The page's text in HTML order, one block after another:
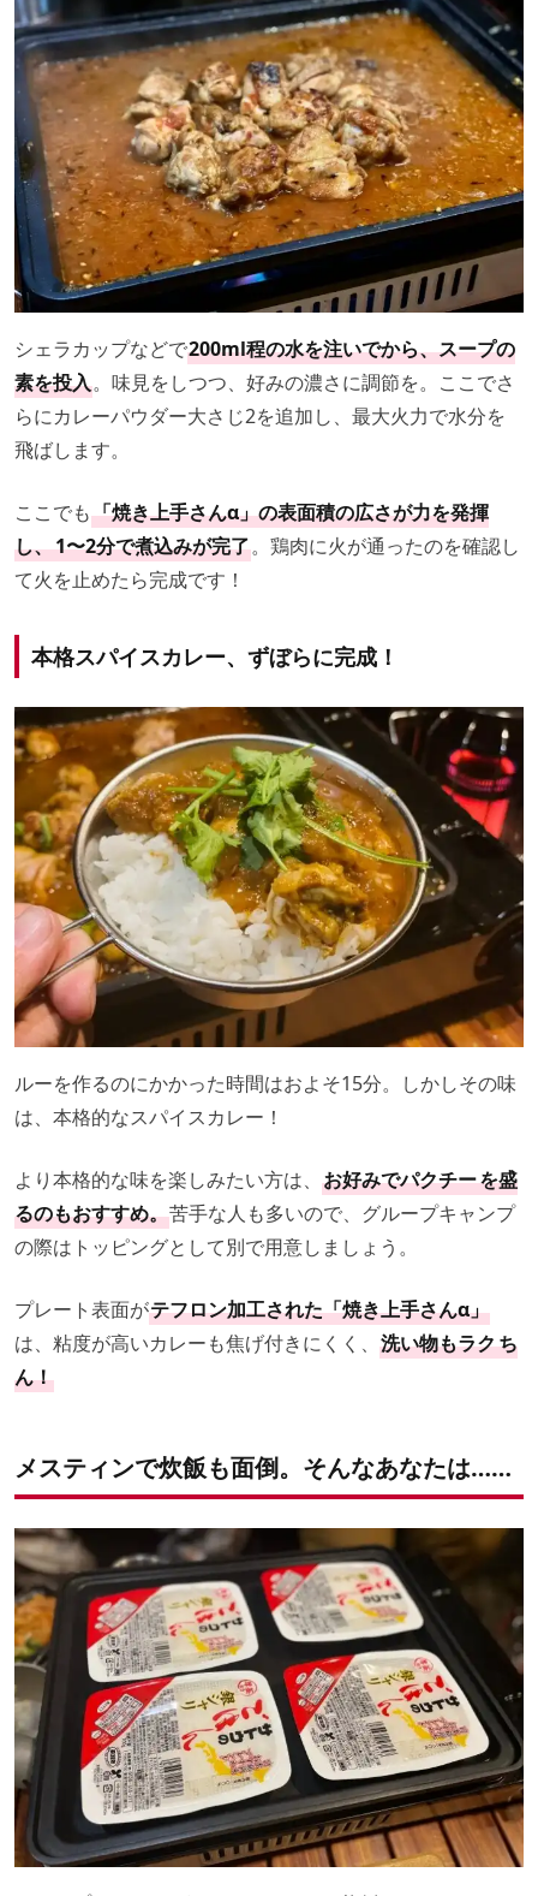
シェラカップなどで200ml程の水を注いでから、スープの
素を投入。味見をしつつ、好みの濃さに調節を。ここでさ
らにカレーパウダー大さじ2を追加し、最大火力で水分を
飛ばします。
ここでも「焼き上手さんα」の表面積の広さが力を発揮
し、1〜2分で煮込みが完了。鶏肉に火が通ったのを確認し
て火を止めたら完成です！
本格スパイスカレー、ずぼらに完成！
ルーを作るのにかかった時間はおよそ15分。しかしその味
は、本格的なスパイスカレー！
より本格的な味を楽しみたい方は、 お好みでパクチーを盛
るのもおすすめ。苦手な人も多いので、グループキャンプ
の際はトッピングとして別で用意しましょう。
プレート表面がテフロン加工された「焼き上手さんα」
は、粘度が高いカレーも焦げ付きにくく、 洗い物もラクち
ん！
メスティンで炊飯も面倒。そんなあなたは……